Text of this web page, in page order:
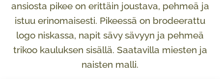
ansiosta pikee on erittäin joustava, pehmeä ja
istuu erinomaisesti. Pikeessä on brodeerattu
logo niskassa, napit sävy sävyyn ja pehmeä
trikoo kauluksen sisällä. Saatavilla miesten ja
naisten malli.